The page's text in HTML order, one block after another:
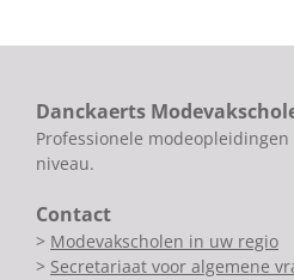
Danckaerts
Professionele
niveau.
Contact
> Modevakscholen in uw regio
> Secretariaat voor algemene